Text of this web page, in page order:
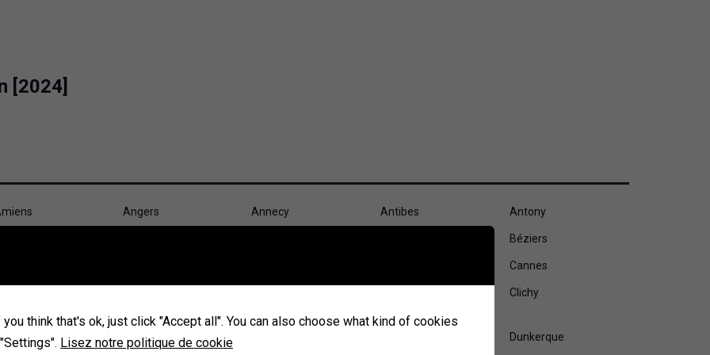
[2024]
Angers Annecy Antibes Antony
Béziers
Cannes
Clichy
Créteil Dunkerque
think that's ok, just click "Accept all". You can also choose what kind of cookies
Lisez notre politique de cookie